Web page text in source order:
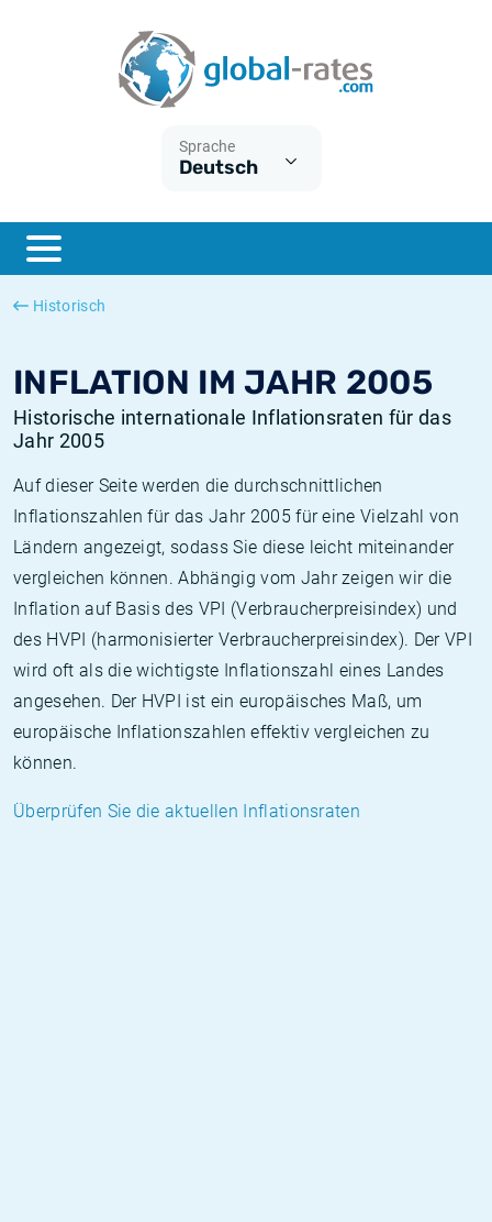
Sprache
Deutsch
Historisch
INFLATION IM JAHR 2005
Historische internationale Inflationsraten für das
Jahr 2005
Auf dieser Seite werden die durchschnittlichen
Inflationszahlen für das Jahr 2005 für eine Vielzahl von
Ländern angezeigt, sodass Sie diese leicht miteinander
vergleichen können. Abhängig vom Jahr zeigen wir die
Inflation auf Basis des VPI (Verbraucherpreisindex) und
des HVPI (harmonisierter Verbraucherpreisindex). Der VPI
wird oft als die wichtigste Inflationszahl eines Landes
angesehen. Der HVPI ist ein europäisches Maß, um
europäische Inflationszahlen effektiv vergleichen zu
können.
Überprüfen Sie die aktuellen Inflationsraten
ESTER
SONIA
Was ist die VPI-Inflation?
Was ist die HVPI-Inflation?
Deutsche inflation
Europäische inflation
Historische Euribor-Sätze
Historische ESTER-Sätze
Historische SOFR-Sätze
Historische SONIA-Sätze
Inflationsrechner